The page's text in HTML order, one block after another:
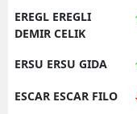
EREGL EREGLI
DEMIR CELIK
ERSU ERSU GIDA
ESCAR ESCAR FILO